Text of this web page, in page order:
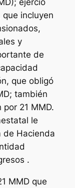
que incluyen
y
de
que obligó
también
21 MMD.
le
de Hacienda
.
MMD que